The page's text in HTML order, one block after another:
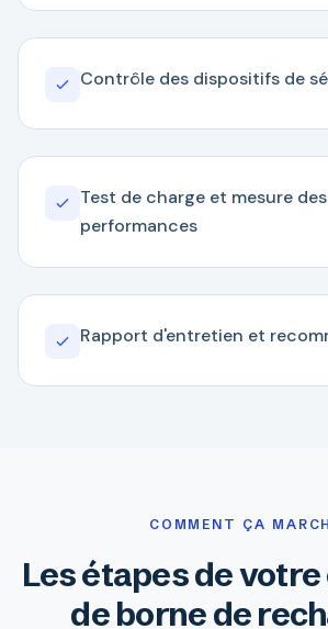
Contrôle des dispositifs de
Test de charge et mesure des
performances
Rapport d'entretien et
COMMENT ÇA
Les étapes de
de borne de